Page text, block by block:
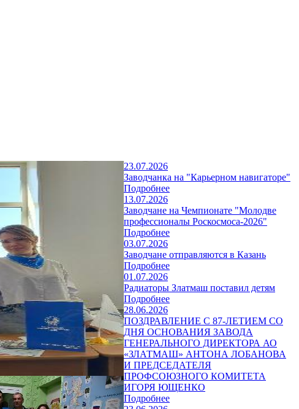
23.07.2026
Заводчанка на "Карьерном навигаторе"
Подробнее
13.07.2026
Заводчане на Чемпионате "Молодве
профессионалы Роскосмоса-2026"
Подробнее
03.07.2026
Заводчане отправляются в Казань
Подробнее
01.07.2026
Радиаторы Златмаш поставил детям
Подробнее
28.06.2026
ПОЗДРАВЛЕНИЕ С 87-ЛЕТИЕМ СО
ДНЯ ОСНОВАНИЯ ЗАВОДА
ГЕНЕРАЛЬНОГО ДИРЕКТОРА АО
«ЗЛАТМАШ» АНТОНА ЛОБАНОВА
И ПРЕДСЕДАТЕЛЯ
ПРОФСОЮЗНОГО КОМИТЕТА
ИГОРЯ ЮЩЕНКО
Подробнее